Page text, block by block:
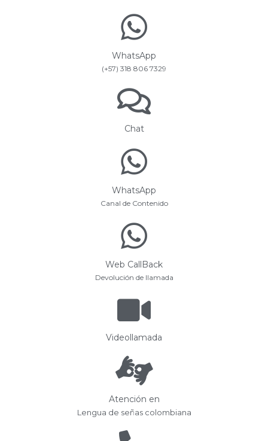
WhatsApp
(+57) 318 806 7329
Chat
WhatsApp
Canal de Contenido
Web CallBack
Devolución de llamada
Videollamada
Atención en
Lengua de señas colombiana